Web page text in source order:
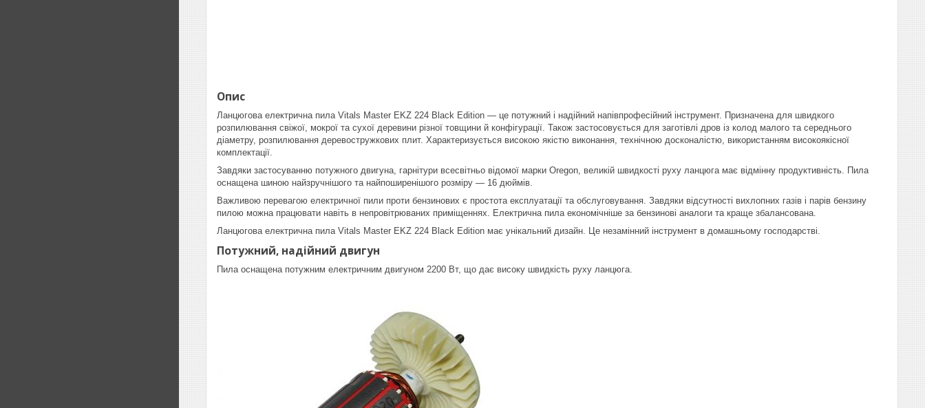
Опис
Ланцюгова електрична пила Vitals Master EKZ 224 Black Edition — це потужний і надійний напівпрофесійний інструмент. Призначена для швидкого
розпилювання свіжої, мокрої та сухої деревини різної товщини й конфігурації. Також застосовується для заготівлі дров із колод малого та середнього
діаметру, розпилювання деревостружкових плит. Характеризується високою якістю виконання, технічною досконалістю, використанням високоякісної
комплектації.
Завдяки застосуванню потужного двигуна, гарнітури всесвітньо відомої марки Oregon, великій швидкості руху ланцюга має відмінну продуктивність. Пила
оснащена шиною найзручнішого та найпоширенішого розміру — 16 дюймів.
Важливою перевагою електричної пили проти бензинових є простота експлуатації та обслуговування. Завдяки відсутності вихлопних газів і парів бензину
пилою можна працювати навіть в непровітрюваних приміщеннях. Електрична пила економічніше за бензинові аналоги та краще збалансована.
Ланцюгова електрична пила Vitals Master EKZ 224 Black Edition має унікальний дизайн. Це незамінний інструмент в домашньому господарстві.
Потужний, надійний двигун
Пила оснащена потужним електричним двигуном 2200 Вт, що дає високу швидкість руху ланцюга.